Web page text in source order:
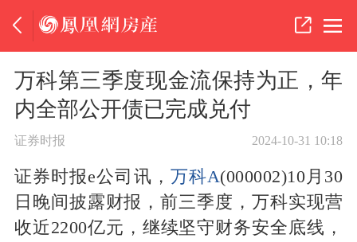
万科第三季度现金流保持为正，年
内全部公开债已完成兑付
证券时报 2024-10-31 10:18
证券时报e公司讯， 万科A(000002)10月30
日晚间披露财报，前三季度，万科实现营
收近2200亿元，继续坚守财务安全底线，